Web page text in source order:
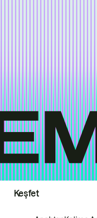
Keşfet